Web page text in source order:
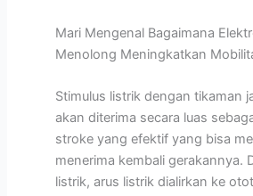
Mari Mengenal Bagaimana
Menolong Meningkatkan
Stimulus listrik dengan tikaman
akan diterima secara luas
stroke yang efektif yang bisa
menerima kembali gerakannya.
listrik, arus listrik dialirkan ke